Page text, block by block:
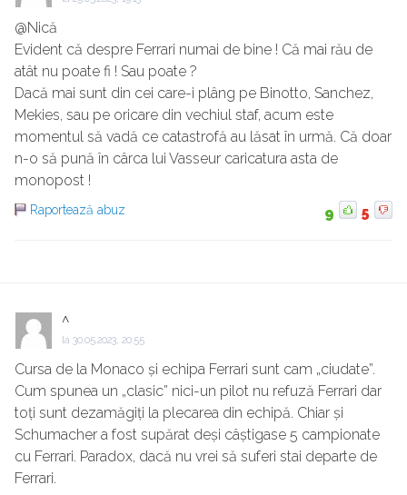
@Nică
Evident că despre Ferrari numai de bine ! Că mai rău de
atât nu poate fi ! Sau poate ?
Dacă mai sunt din cei care-i plâng pe Binotto, Sanchez,
Mekies, sau pe oricare din vechiul staf, acum este
momentul să vadă ce catastrofă au lăsat în urmă. Că doar
n-o să pună în cârca lui Vasseur caricatura asta de
monopost !
Raportează abuz 9 5
^
la 30.05.2023, 20:55
Cursa de la Monaco și echipa Ferrari sunt cam „ciudate”.
Cum spunea un „clasic” nici-un pilot nu refuză Ferrari dar
toți sunt dezamăgiți la plecarea din echipă. Chiar și
Schumacher a fost supărat deși câștigase 5 campionate
cu Ferrari. Paradox, dacă nu vrei să suferi stai departe de
Ferrari.